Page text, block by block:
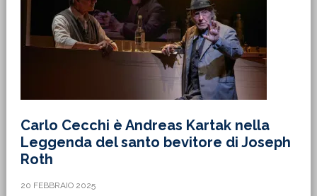
Carlo Cecchi è Andreas Kartak nella
Leggenda del santo bevitore di Joseph
Roth
20 FEBBRAIO 2025